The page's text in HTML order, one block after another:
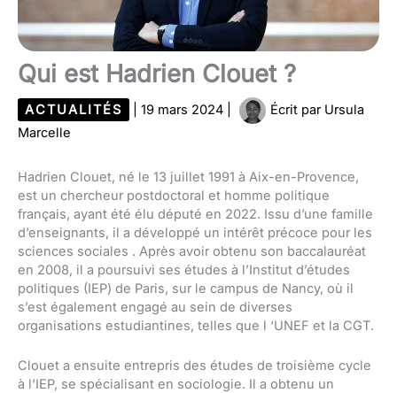
Qui est Hadrien Clouet ?
ACTUALITÉS 19 mars 2024 Écrit par Ursula
Marcelle
Hadrien Clouet, né le 13 juillet 1991 à Aix-en-Provence,
est un chercheur postdoctoral et homme politique
français, ayant été élu député en 2022. Issu d’une famille
d’enseignants, il a développé un intérêt précoce pour les
sciences sociales . Après avoir obtenu son baccalauréat
en 2008, il a poursuivi ses études à l’Institut d’études
politiques (IEP) de Paris, sur le campus de Nancy, où il
s’est également engagé au sein de diverses
organisations estudiantines, telles que l ‘UNEF et la CGT.
Clouet a ensuite entrepris des études de troisième cycle
à l’IEP, se spécialisant en sociologie. Il a obtenu un